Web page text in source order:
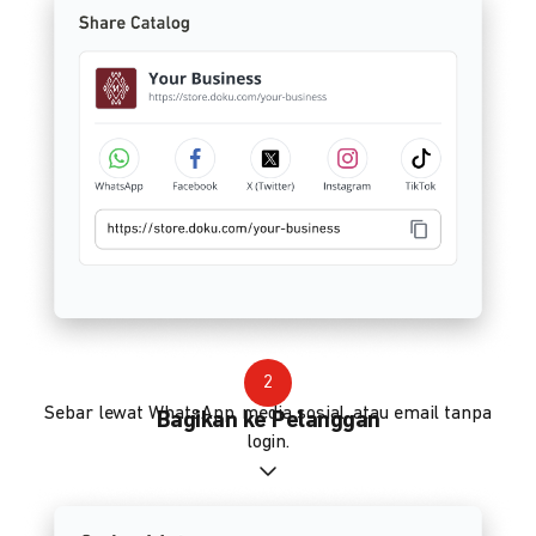
2
Bagikan ke Pelanggan
Sebar lewat WhatsApp, media sosial, atau email tanpa
login.